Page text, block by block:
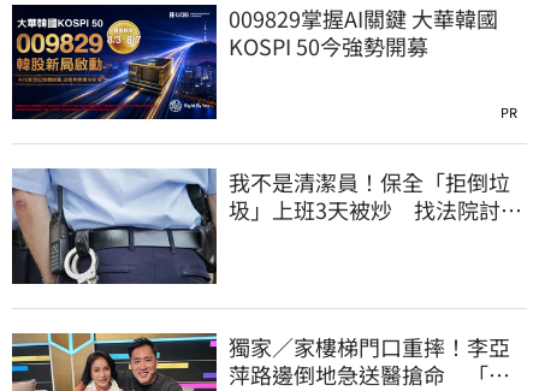
009829掌握AI關鍵 大華韓國
KOSPI 50今強勢開募
PR
我不是清潔員！保全「拒倒垃
圾」上班3天被炒 找法院討公
獨家／家樓梯門口重摔！李亞
萍路邊倒地急送醫搶命 「最